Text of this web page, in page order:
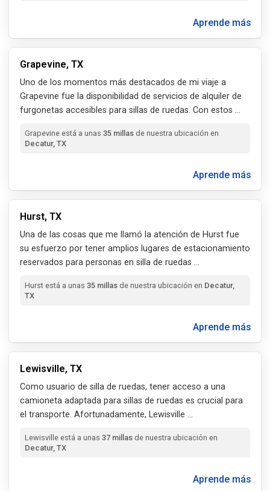
Aprende más
Grapevine, TX
Uno de los momentos más destacados de mi viaje a
Grapevine fue la disponibilidad de servicios de alquiler de
furgonetas accesibles para sillas de ruedas. Con estos ...
Grapevine está a unas 35 millas de nuestra ubicación en
Decatur, TX
Aprende más
Hurst, TX
Una de las cosas que me llamó la atención de Hurst fue
su esfuerzo por tener amplios lugares de estacionamiento
reservados para personas en silla de ruedas ...
Hurst está a unas 35 millas de nuestra ubicación en Decatur,
TX
Aprende más
Lewisville, TX
Como usuario de silla de ruedas, tener acceso a una
camioneta adaptada para sillas de ruedas es crucial para
el transporte. Afortunadamente, Lewisville ...
Lewisville está a unas 37 millas de nuestra ubicación en
Decatur, TX
Aprende más